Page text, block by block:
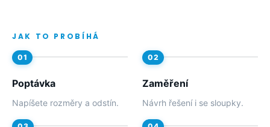
JAK TO PROBÍHÁ
Poptávka
Napíšete rozměry a odstín.
Zaměření
Návrh řešení i se sloupky.